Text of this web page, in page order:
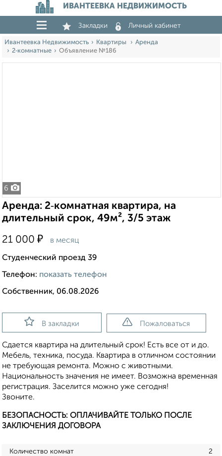
ИВАНТЕЕВКА НЕДВИЖИМОСТЬ
Закладки Личный кабинет
Ивантеевка Недвижимость Квартиры
Аренда
2‑комнатные
Объявление №186
6
Аренда: 2‑комнатная квартира, на
длительный срок, 49м², 3/5 этаж
21 000 ₽ в месяц
Студенческий проезд 39
Телефон: показать телефон
Собственник, 06.08.2026
В закладки Пожаловаться
Сдается квартира на длительный срок! Есть все от и до.
Мебель, техника, посуда. Квартира в отличном состоянии
не требующая ремонта. Можно с животными.
Национальность значения не имеет. Возможна временная
регистрация. Заселится можно уже сегодня!
Звоните.
БЕЗОПАСНОСТЬ: ОПЛАЧИВАЙТЕ ТОЛЬКО ПОСЛЕ
ЗАКЛЮЧЕНИЯ ДОГОВОРА
Количество комнат 2